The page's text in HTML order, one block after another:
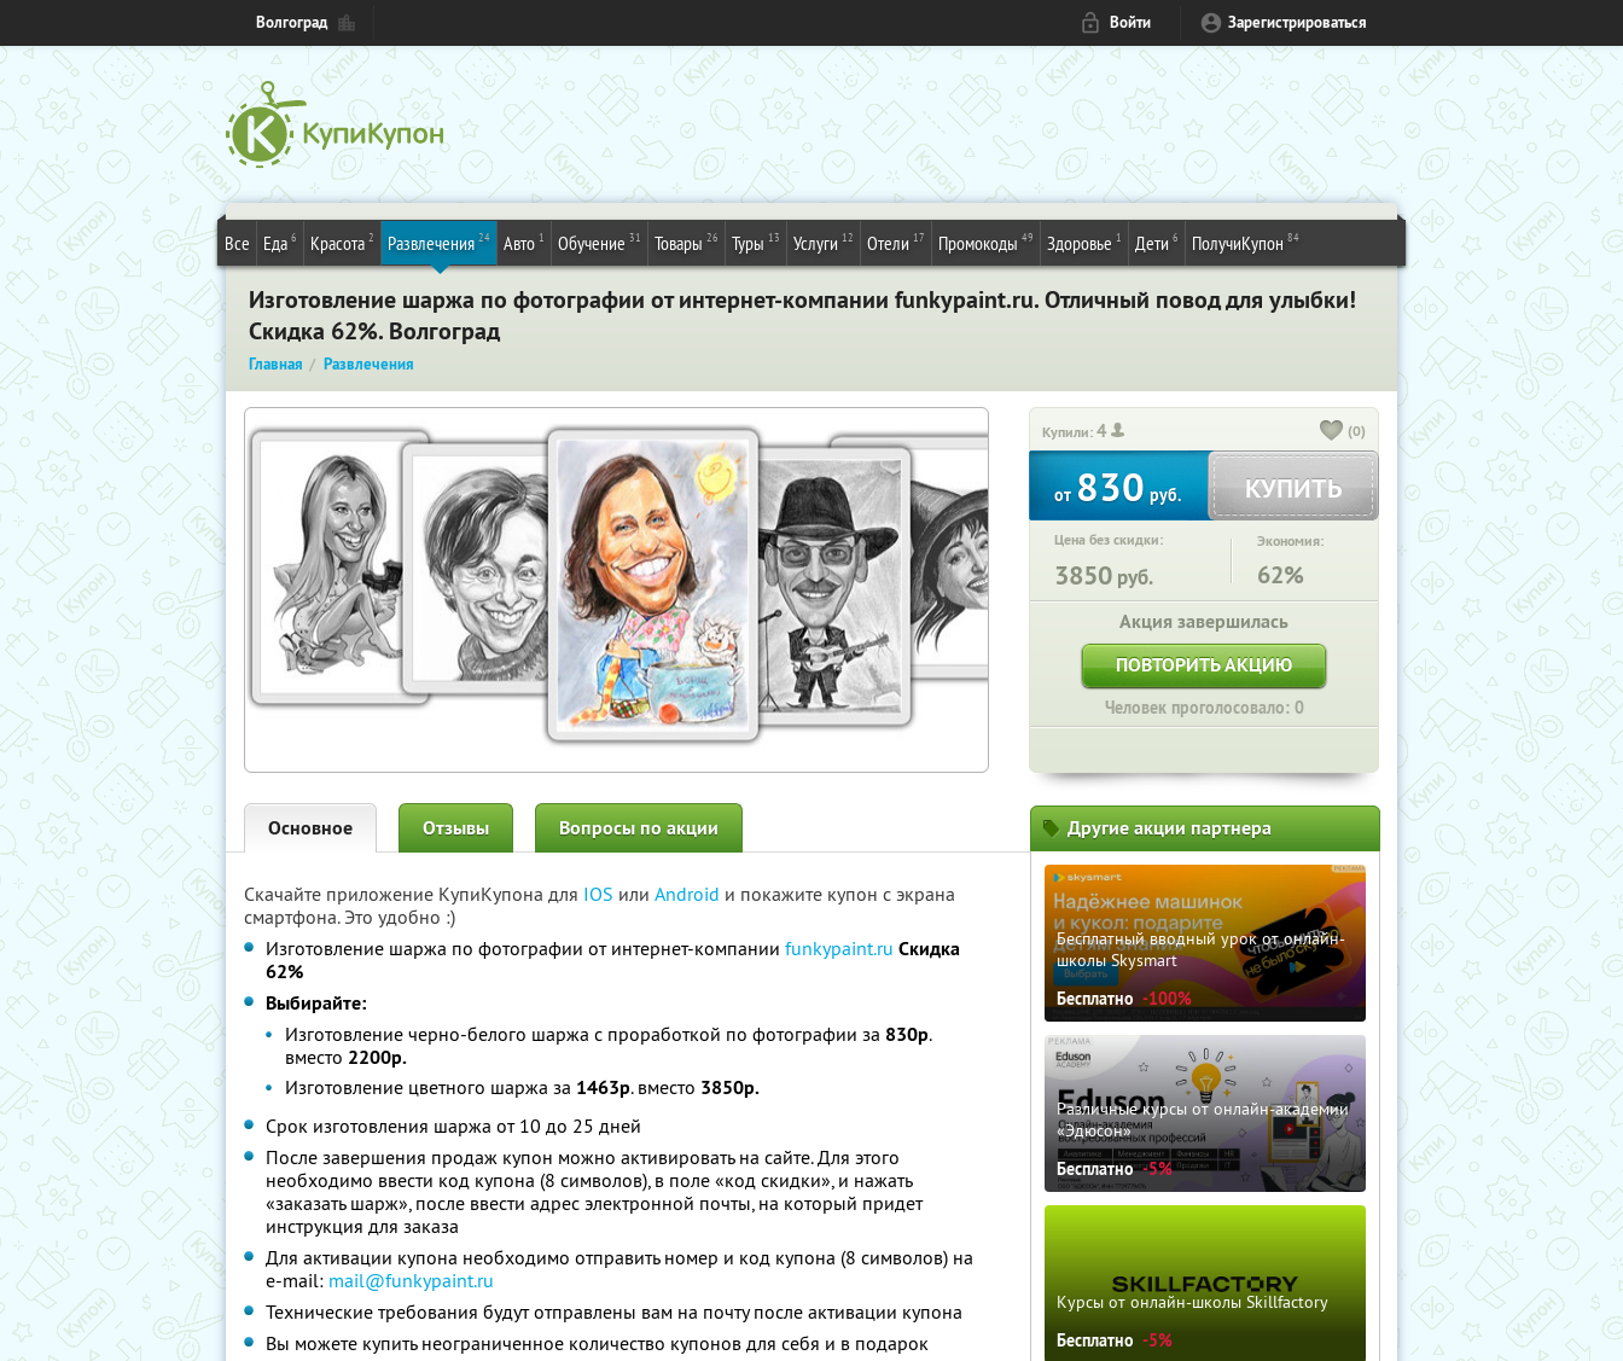
Волгоград Войти Зарегистрироваться
Все Еда 6 Красота 2 Развлечения 24 Авто 1 Обучение 31 Товары 26 Туры 13 Услуги 12 Отели 17 Промокоды 49 Здоровье 1 Дети 6 ПолучиКупон 84
Изготовление шаржа по фотографии от интернет-компании funkypaint.ru. Отличный повод для улыбки!
Скидка 62%. Волгоград
Главная Развлечения
Купили:4 (0)
от830руб. КУПИТЬ
Цена без скидки:
3850 руб.
Экономия:
62%
Акция завершилась
ПОВТОРИТЬ АКЦИЮ
Человек проголосовало: 0
Основное Отзывы Вопросы по акции
Скачайте приложение КупиКупона для IOS или Android и покажите купон с экрана
смартфона. Это удобно :)
Изготовление шаржа по фотографии от интернет-компании funkypaint.ru Скидка
62%
Выбирайте:
Изготовление черно-белого шаржа с проработкой по фотографии за 830р.
вместо 2200р.
Изготовление цветного шаржа за 1463р. вместо 3850р.
Срок изготовления шаржа от 10 до 25 дней
После завершения продаж купон можно активировать на сайте. Для этого
необходимо ввести код купона (8 символов), в поле «код скидки», и нажать
«заказать шарж», после ввести адрес электронной почты, на который придет
инструкция для заказа
Для активации купона необходимо отправить номер и код купона (8 символов) на
e-mail: mail@funkypaint.ru
Технические требования будут отправлены вам на почту после активации купона
Вы можете купить неограниченное количество купонов для себя и в подарок
Другие акции партнера
Бесплатный вводный урок от онлайн-
школы Skysmart
Бесплатно -100%
Различные курсы от онлайн-академии
«Эдюсон»
Бесплатно -5%
Курсы от онлайн-школы Skillfactory
Бесплатно -5%